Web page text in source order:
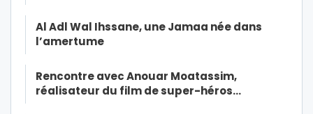
Al Adl Wal Ihssane, une Jamaa née dans
l’amertume
Rencontre avec Anouar Moatassim,
réalisateur du film de super-héros…